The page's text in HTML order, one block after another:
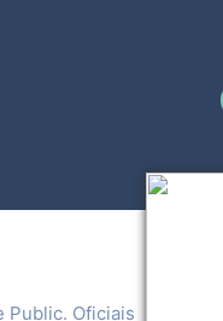
Public. Oficiais